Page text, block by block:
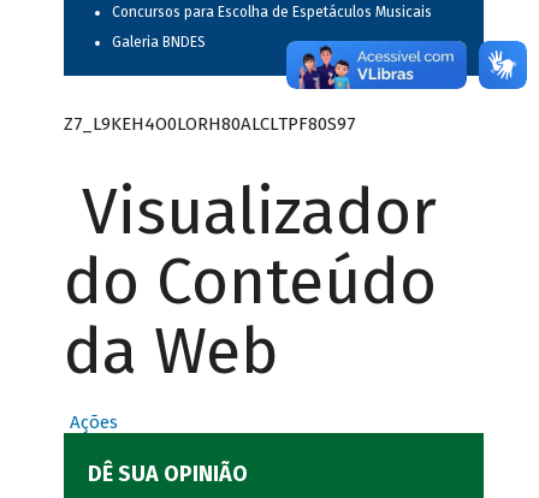
Concursos para Escolha de Espetáculos Musicais
Galeria BNDES
Z7_L9KEH4O0LORH80ALCLTPF80S97
Visualizador
do Conteúdo
da Web
Ações
DÊ SUA OPINIÃO